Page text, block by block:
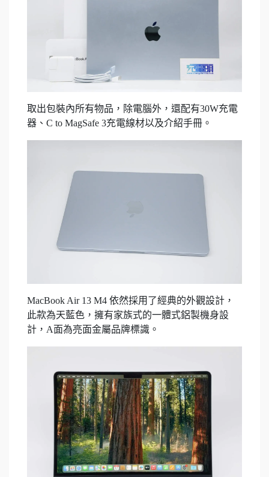
取出包裝內所有物品，除電腦外，還配有30W充電
器、C to MagSafe 3充電線材以及介紹手冊。
MacBook Air 13 M4 依然採用了經典的外觀設計，
此款為天藍色，擁有家族式的一體式鋁製機身設
計，A面為亮面金屬品牌標識。